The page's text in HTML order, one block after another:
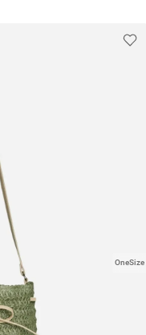
OneSize